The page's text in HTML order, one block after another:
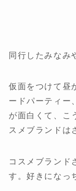
同行したみなみ
仮面をつけて昼
ードパーティー
が面白くて、こ
スメブランドは
コスメブランド
す。好きになっ